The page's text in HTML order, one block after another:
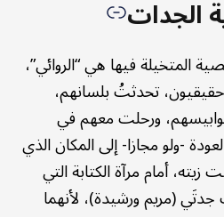
الجدات
المتخيلة فيها هي “الروائي”،
تحدثتُ بلسانهم،
ورحلت معهم في
-ولو مجازا- إلى المكان الذي
أمام مرآة الكتابة التي
(مريم ورشيدة)، لأنهما